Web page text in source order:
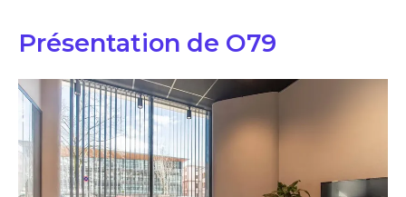
Présentation de O79